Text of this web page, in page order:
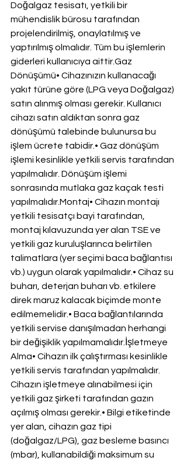
Doğalgaz tesisatı, yetkili bir
mühendislik bürosu tarafından
projelendirilmiş, onaylatılmış ve
yaptırılmış olmalıdır. Tüm bu işlemlerin
giderleri kullanıcıya aittir.Gaz
Dönüşümü• Cihazınızın kullanacağı
yakıt türüne göre (LPG veya Doğalgaz)
satın alınmış olması gerekir. Kullanıcı
cihazı satın aldıktan sonra gaz
dönüşümü talebinde bulunursa bu
işlem ücrete tabidir.• Gaz dönüşüm
işlemi kesinlikle yetkili servis tarafından
yapılmalıdır. Dönüşüm işlemi
sonrasında mutlaka gaz kaçak testi
yapılmalıdır.Montaj• Cihazın montajı
yetkili tesisatçı bayi tarafından,
montaj kılavuzunda yer alan TSE ve
yetkili gaz kuruluşlarınca belirtilen
talimatlara (yer seçimi baca bağlantısı
vb.) uygun olarak yapılmalıdır.• Cihaz su
buharı, deterjan buharı vb. etkilere
direk maruz kalacak biçimde monte
edilmemelidir.• Baca bağlantılarında
yetkili servise danışılmadan herhangi
bir değişiklik yapılmamalıdır.İşletmeye
Alma• Cihazın ilk çalıştırması kesinlikle
yetkili servis tarafından yapılmalıdır.
Cihazın işletmeye alınabilmesi için
yetkili gaz şirketi tarafından gazın
açılmış olması gerekir.• Bilgi etiketinde
yer alan, cihazın gaz tipi
(doğalgaz/LPG), gaz besleme basıncı
(mbar), kullanabildiği maksimum su